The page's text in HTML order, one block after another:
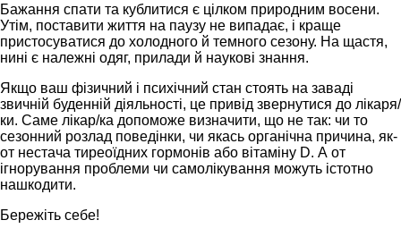
Бажання спати та кублитися є цілком природним восени.
Утім, поставити життя на паузу не випадає, і краще
пристосуватися до холодного й темного сезону. На щастя,
нині є належні одяг, прилади й наукові знання.
Якщо ваш фізичний і психічний стан стоять на заваді
звичній буденній діяльності, це привід звернутися до лікаря/
ки. Саме лікар/ка допоможе визначити, що не так: чи то
сезонний розлад поведінки, чи якась органічна причина, як-
от нестача тиреоїдних гормонів або вітаміну D. А от
ігнорування проблеми чи самолікування можуть істотно
нашкодити.
Бережіть себе!